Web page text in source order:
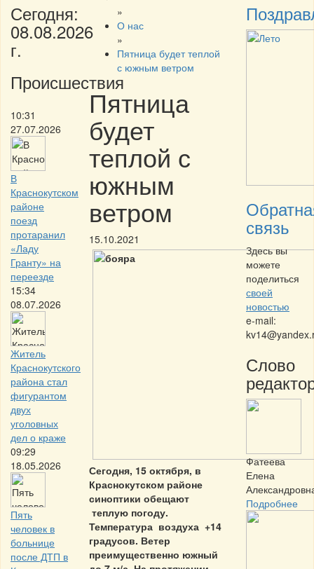
Сегодня:
08.08.2026
г.
Происшествия
10:31
27.07.2026
В
Краснокутском
районе
поезд
протаранил
«Ладу
Гранту» на
переезде
15:34
08.07.2026
Житель
Краснокутского
района стал
фигурантом
двух
уголовных
дел о краже
09:29
18.05.2026
Пять
человек в
больнице
после ДТП в
»
О нас
»
Пятница будет теплой
с южным ветром
Пятница
будет
теплой с
южным
ветром
15.10.2021
Сегодня, 15 октября, в
Краснокутском районе
синоптики обещают
теплую погоду.
Температура воздуха +14
градусов. Ветер
преимущественно южный
связь
Здесь вы
можете
поделиться
своей
новостью
e-mail:
Слово
Фатеева
Елена
Подробнее